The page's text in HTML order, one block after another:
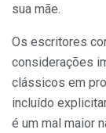
sua mãe.
Os escritores
considerações
clássicos em
incluído
é um mal maior